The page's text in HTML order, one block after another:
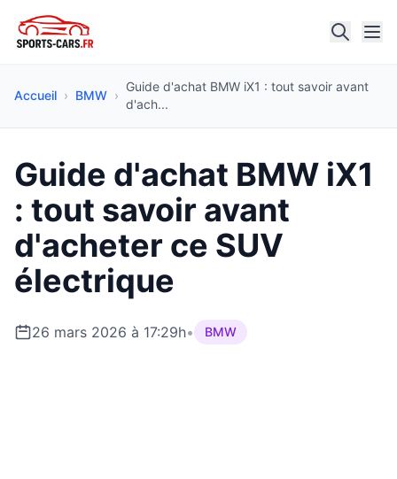
Accueil › BMW ›
Guide d'achat BMW iX1 : tout savoir avant
d'ach...
Guide d'achat BMW iX1
: tout savoir avant
d'acheter ce SUV
électrique
26 mars 2026 à 17:29h• BMW